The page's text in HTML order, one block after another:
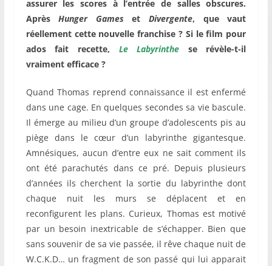
assurer les scores à l’entrée de salles obscures.
AprèsHunger Games etDivergente, que vaut
réellement cette nouvelle franchise ? Si le film pour
ados fait recette, Le Labyrinthe
se révèle-t-il
vraiment efficace ?
Quand Thomas reprend connaissance il est enfermé
dans une cage. En quelques secondes sa vie bascule.
Il émerge au milieu d’un groupe d’adolescents pis au
piège dans le cœur d’un labyrinthe gigantesque.
Amnésiques, aucun d’entre eux ne sait comment ils
ont été parachutés dans ce pré. Depuis plusieurs
d’années ils cherchent la sortie du labyrinthe dont
chaque nuit les murs se déplacent et en
reconfigurent les plans. Curieux, Thomas est motivé
par un besoin inextricable de s’échapper. Bien que
sans souvenir de sa vie passée, il rêve chaque nuit de
W.C.K.D… un fragment de son passé qui lui apparait